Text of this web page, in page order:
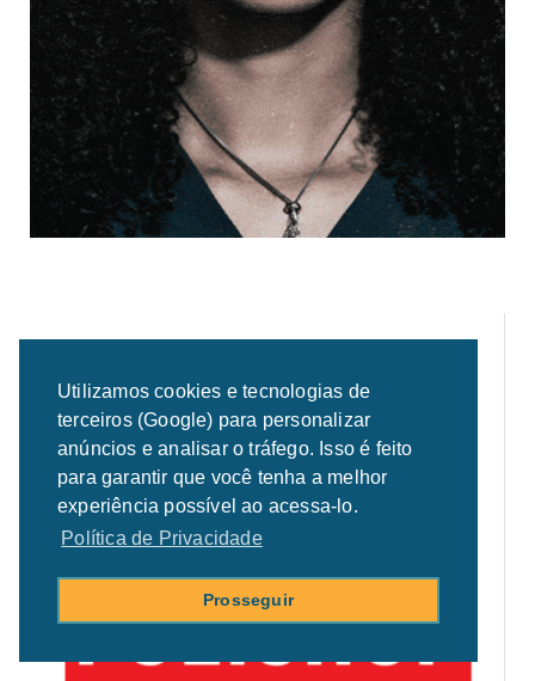
Utilizamos cookies e tecnologias de
terceiros (Google) para personalizar
anúncios e analisar o tráfego. Isso é feito
para garantir que você tenha a melhor
experiência possível ao acessa-lo.
Política de Privacidade
Prosseguir